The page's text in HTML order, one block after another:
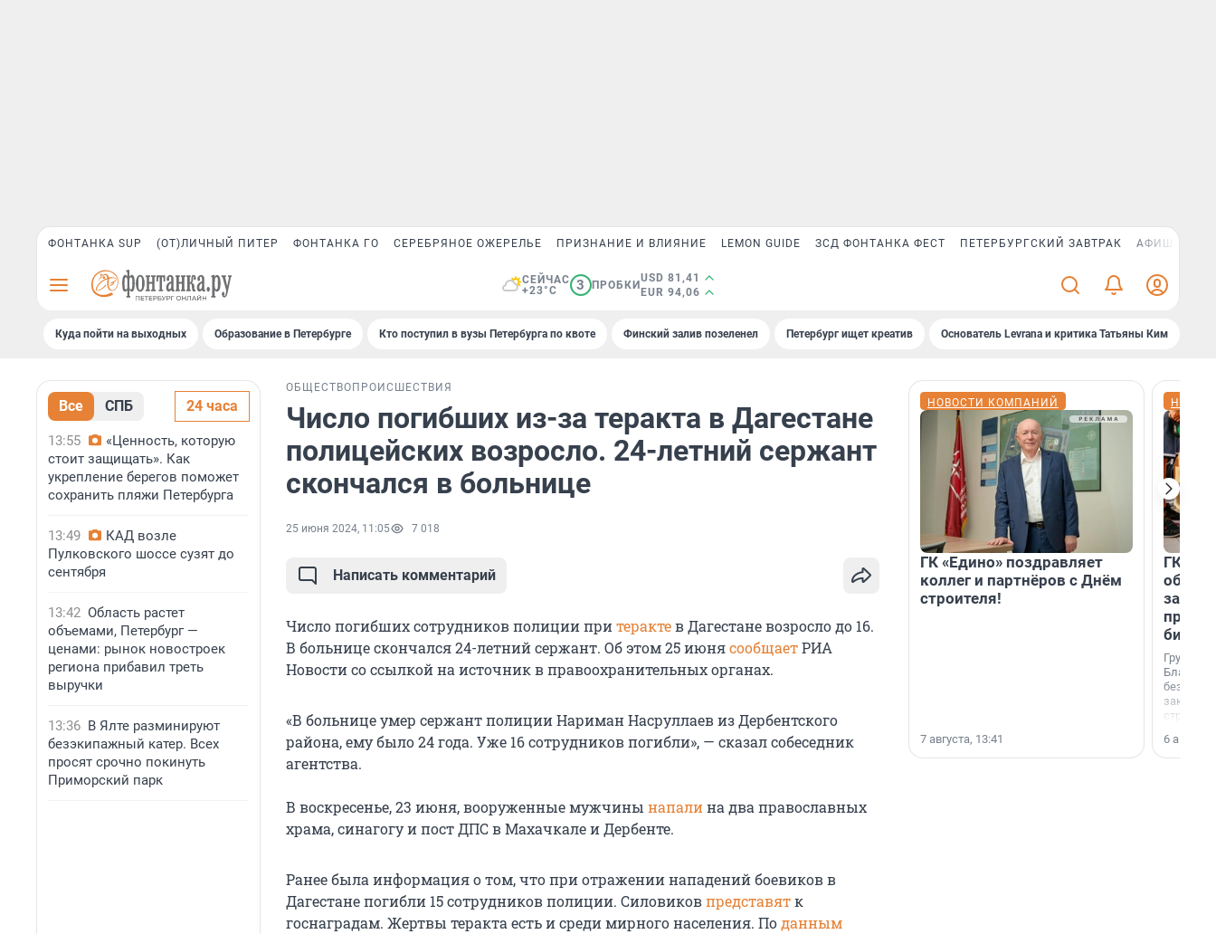
ФОНТАНКА SUP (ОТ)ЛИЧНЫЙ ПИТЕР ФОНТАНКА ГО СЕРЕБРЯНОЕ ОЖЕРЕЛЬЕ ПРИЗНАНИЕ И ВЛИЯНИЕ LEMON GUIDE ЗСД ФОНТАНКА ФЕСТ ПЕТЕРБУРГСКИЙ ЗАВТРАК АФИША PLUS
СЕЙЧАС
+23°C
3 ПРОБКИ
USD 81,41
EUR 94,06
Куда пойти на выходных Образование в Петербурге Кто поступил в вузы Петербурга по квоте Финский залив позеленел Петербург ищет креатив Основатель Levrana и критика Татьяны Ким
Все СПБ 24 часа
13:55
«Ценность, которую
стоит защищать». Как
укрепление берегов поможет
сохранить пляжи Петербурга
13:49
КАД возле
Пулковского шоссе сузят до
сентября
13:42 Область растет
объемами, Петербург —
ценами: рынок новостроек
региона прибавил треть
выручки
13:36 В Ялте разминируют
безэкипажный катер. Всех
просят срочно покинуть
Приморский парк
ОБЩЕСТВО ПРОИСШЕСТВИЯ
Число погибших из-за теракта в Дагестане
полицейских возросло. 24-летний сержант
скончался в больнице
25 июня 2024, 11:05 7 018
Написать комментарий
Число погибших сотрудников полиции притерактев Дагестане возросло до 16.
В больнице скончался 24-летний сержант. Об этом 25 июнясообщаетРИА
Новости со ссылкой на источник в правоохранительных органах.
«В больнице умер сержант полиции Нариман Насруллаев из Дербентского
района, ему было 24 года. Уже 16 сотрудников погибли», — сказал собеседник
агентства.
В воскресенье, 23 июня, вооруженные мужчины напалина два православных
храма, синагогу и пост ДПС в Махачкале и Дербенте.
Ранее была информация о том, что при отражении нападений боевиков в
Дагестане погибли 15 сотрудников полиции. Силовиковпредставятк
госнаградам. Жертвы теракта есть и среди мирного населения. Поданным
НОВОСТИ КОМПАНИЙ
ГК «Едино» поздравляет
коллег и партнёров с Днём
строителя!
7 августа, 13:41
ГК
Группа
6